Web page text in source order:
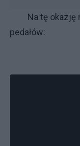
Na tę okazję
pedałów: